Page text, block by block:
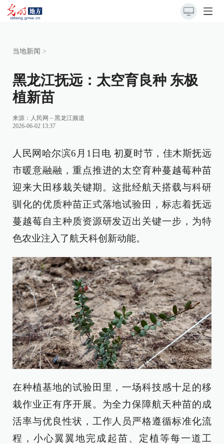
当地新闻 >
黑龙江抚远：太空育良种 东极
植新苗
来源： 人民网－黑龙江频道
2026-06-02 13:37
人民网哈尔滨6月1日电 初夏时节，佳木斯抚远
市暖意融融，重点推进的太空育种蔓越莓种苗
迎来大田移栽关键期。这批经航天搭载与科研
驯化的优质种苗正式落地试验田，标志着抚远
蔓越莓自主种质资源研发迈出关键一步，为特
色农业注入了航天科创新动能。
在种植基地的试验田里，一场科技感十足的移
栽作业正有序开展。为全力保障航天种苗的成
活率与优良性状，工作人员严格遵循标准化流
程，小心翼翼地完成起苗、定植等每一道工